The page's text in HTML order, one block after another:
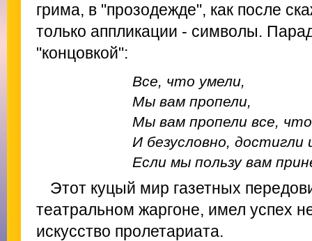
грима, в "прозодежде", как после
только аппликации - символы.
"концовкой":
Все, что умели,
Мы вам пропели,
Мы вам пропели все,
И безусловно, достигли
Если мы пользу вам
Этот куцый мир газетных
театральном жаргоне, имел успех
искусство пролетариата.